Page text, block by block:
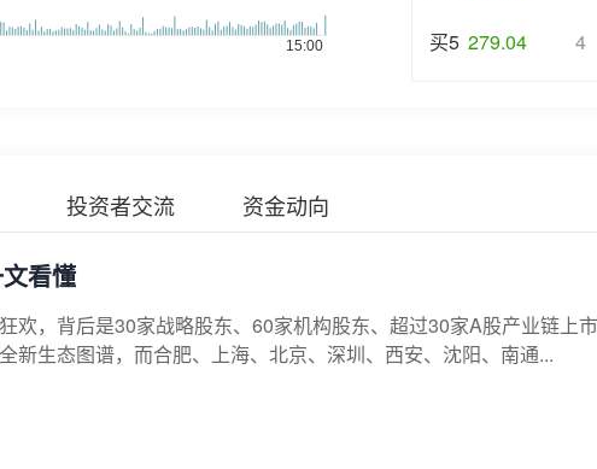
买5 279.04 4
投资者交流 资金动向
看懂
欢，背后是30家战略股东、60家机构股东、超过30家A股产业链上
新生态图谱，而合肥、上海、北京、深圳、西安、沈阳、南通...